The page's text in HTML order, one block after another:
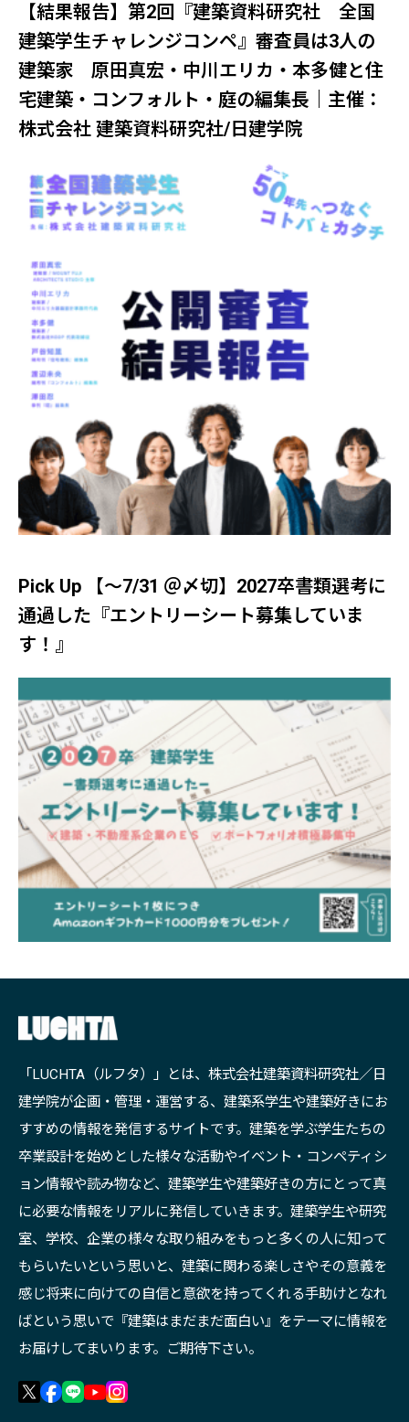
【結果報告】第2回『建築資料研究社 全国
建築学生チャレンジコンペ』審査員は3人の
建築家 原田真宏・中川エリカ・本多健と住
宅建築・コンフォルト・庭の編集長｜主催：
株式会社 建築資料研究社/日建学院
Pick Up 【～7/31 ＠〆切】2027卒書類選考に
通過した『エントリーシート募集していま
す！』
「LUCHTA（ルフタ）」とは、株式会社建築資料研究社／日
建学院が企画・管理・運営する、建築系学生や建築好きにお
すすめの情報を発信するサイトです。建築を学ぶ学生たちの
卒業設計を始めとした様々な活動やイベント・コンペティシ
ョン情報や読み物など、建築学生や建築好きの方にとって真
に必要な情報をリアルに発信していきます。建築学生や研究
室、学校、企業の様々な取り組みをもっと多くの人に知って
もらいたいという思いと、建築に関わる楽しさやその意義を
感じ将来に向けての自信と意欲を持ってくれる手助けとなれ
ばという思いで『建築はまだまだ面白い』をテーマに情報を
お届けしてまいります。ご期待下さい。